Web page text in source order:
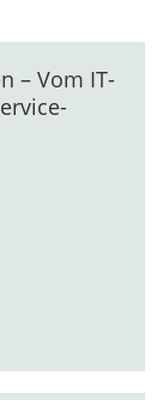
– Vom IT-